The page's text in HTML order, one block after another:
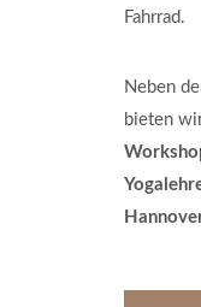
Fahrrad.
Neben
bieten